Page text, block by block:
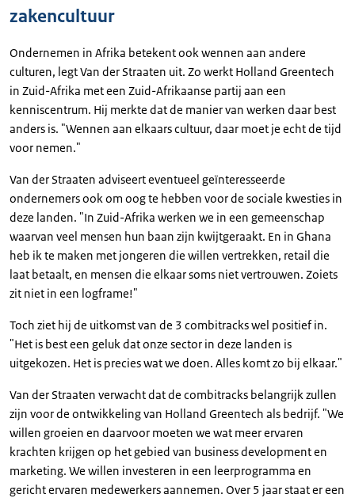
zakencultuur
Ondernemen in Afrika betekent ook wennen aan andere
culturen, legt Van der Straaten uit. Zo werkt Holland Greentech
in Zuid-Afrika met een Zuid-Afrikaanse partij aan een
kenniscentrum. Hij merkte dat de manier van werken daar best
anders is. "Wennen aan elkaars cultuur, daar moet je echt de tijd
voor nemen."
Van der Straaten adviseert eventueel geïnteresseerde
ondernemers ook om oog te hebben voor de sociale kwesties in
deze landen. "In Zuid-Afrika werken we in een gemeenschap
waarvan veel mensen hun baan zijn kwijtgeraakt. En in Ghana
heb ik te maken met jongeren die willen vertrekken, retail die
laat betaalt, en mensen die elkaar soms niet vertrouwen. Zoiets
zit niet in een logframe!"
Toch ziet hij de uitkomst van de 3 combitracks wel positief in.
"Het is best een geluk dat onze sector in deze landen is
uitgekozen. Het is precies wat we doen. Alles komt zo bij elkaar."
Van der Straaten verwacht dat de combitracks belangrijk zullen
zijn voor de ontwikkeling van Holland Greentech als bedrijf. "We
willen groeien en daarvoor moeten we wat meer ervaren
krachten krijgen op het gebied van business development en
marketing. We willen investeren in een leerprogramma en
gericht ervaren medewerkers aannemen. Over 5 jaar staat er een